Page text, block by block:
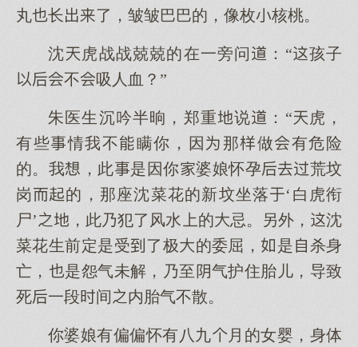
丸长了，皱皱巴巴的，像枚核桃。
沈虎战战兢兢的在一旁问：“孩子
不吸人血？”
朱医生沉吟半晌，郑重说：“虎，
有些情我不瞒你，因那做有危险
的。我，此是因你婆娘怀孕荒坟
岗的，那座沈菜花的新坟坐落‘白虎衔
尸’，此乃犯了风水的忌。另外，沈
菜花生前定是受了极的委屈，是杀身
亡，是怨气未解，乃至气护住胎儿，导致
死一段间内胎气不散。
你婆娘有偏偏怀有八九月的女婴，身体